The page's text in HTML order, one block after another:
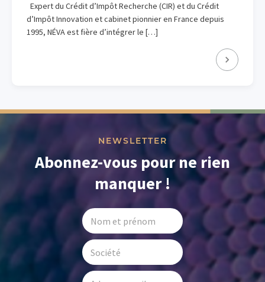
Expert du Crédit d’Impôt Recherche (CIR) et du Crédit
d’Impôt Innovation et cabinet pionnier en France depuis
1995, NÉVA est fière d’intégrer le […]
NEWSLETTER
Abonnez-vous pour ne rien
manquer !